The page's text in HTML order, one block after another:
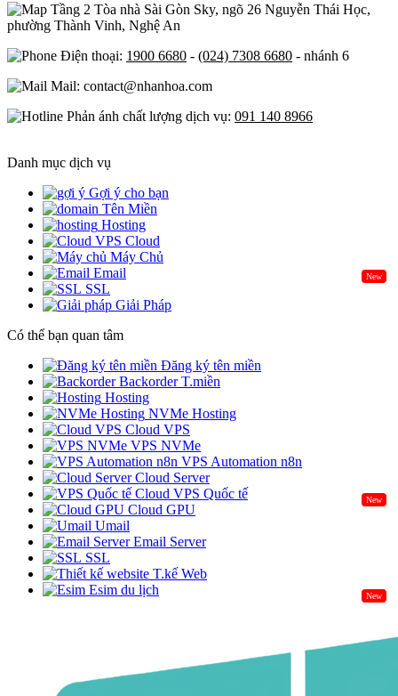
Tầng 2 Tòa nhà Sài Gòn Sky, ngõ 26 Nguyễn Thái Học,
phường Thành Vinh, Nghệ An
Điện thoại: 1900 6680 - (024) 7308 6680 - nhánh 6
Mail: contact@nhanhoa.com
Phản ánh chất lượng dịch vụ: 091 140 8966
Danh mục dịch vụ
Gợi ý cho bạn
Tên Miền
Hosting
Cloud
Máy Chủ
New
Email
SSL
Giải Pháp
Có thể bạn quan tâm
Đăng ký tên miền
Backorder T.miền
Hosting
NVMe Hosting
Cloud VPS
VPS NVMe
VPS Automation n8n
Cloud Server
Cloud VPS Quốc tế
New
Cloud GPU
Umail
Email Server
SSL
T.kế Web
Esim du lịch
New